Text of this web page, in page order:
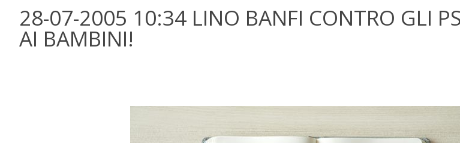
28-07-2005 10:34 LINO BANFI CONTRO GLI
AI BAMBINI!